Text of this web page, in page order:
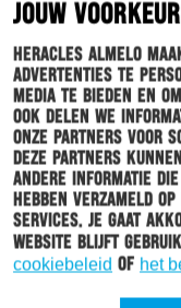
JOUW
Heracles Almelo
advertenties te
media te bieden en
Ook delen we
onze partners voor
Deze partners
andere informatie
hebben verzameld
services. Je gaat
website blijft
cookiebeleid of het